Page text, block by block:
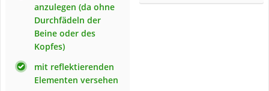
anzulegen (da ohne
Durchfädeln der
Beine oder des
Kopfes)
mit reflektierenden
Elementen versehen